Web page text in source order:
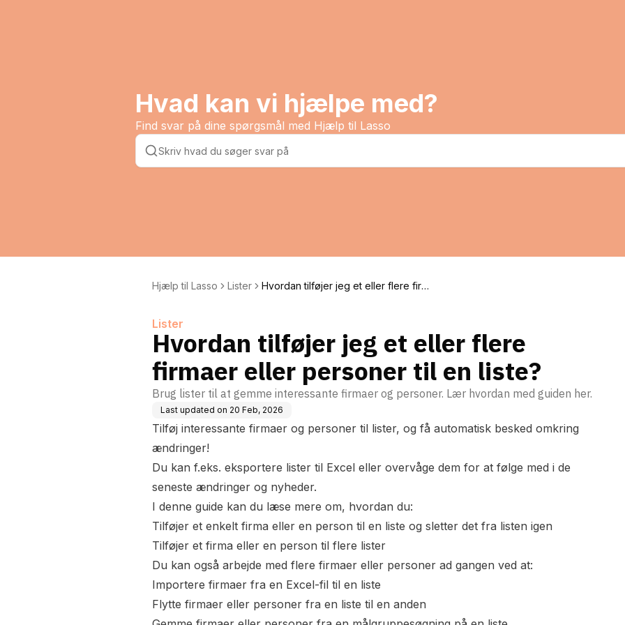
Hvad kan vi hjælpe med?
Find svar på dine spørgsmål med Hjælp til Lasso
Hjælp til Lasso Lister
Hvordan tilføjer jeg et eller flere firm
Lister
Hvordan tilføjer jeg et eller flere
firmaer eller personer til en liste?
Brug lister til at gemme interessante firmaer og personer. Lær hvordan med guiden her.
Last updated on 20 Feb, 2026
Tilføj interessante firmaer og personer til lister, og få automatisk besked omkring
ændringer!
Du kan f.eks. eksportere lister til Excel eller overvåge dem for at følge med i de
seneste ændringer og nyheder.
I denne guide kan du læse mere om, hvordan du:
Tilføjer et enkelt firma eller en person til en liste og sletter det fra listen igen
Tilføjer et firma eller en person til flere lister
Du kan også arbejde med flere firmaer eller personer ad gangen ved at:
Importere firmaer fra en Excel-fil til en liste
Flytte firmaer eller personer fra en liste til en anden